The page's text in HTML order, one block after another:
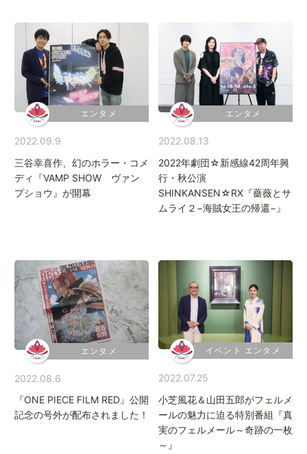
エンタメ
2022.09.9
三谷幸喜作、幻のホラー・コメ
ディ『VAMP SHOW ヴァン
プショウ』が開幕
エンタメ
2022.08.13
2022年劇団☆新感線42周年興
行・秋公演
SHINKANSEN☆RX『薔薇とサ
ムライ２−海賊女王の帰還−』
エンタメ
2022.08.6
『ONE PIECE FILM RED』公開
記念の号外が配布されました！
イベント エンタメ
2022.07.25
小芝風花＆山田五郎がフェルメ
ールの魅力に迫る特別番組『真
実のフェルメール～奇跡の一枚
～』